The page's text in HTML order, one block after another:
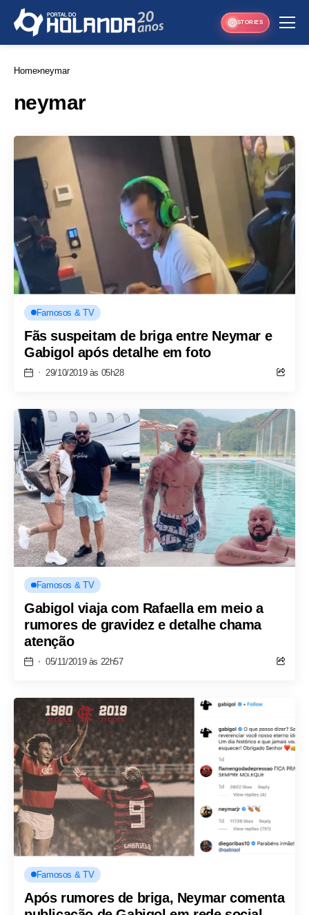
STORIES
Home neymar
neymar
Famosos & TV
Fãs suspeitam de briga entre Neymar e
Gabigol após detalhe em foto
29/10/2019 às 05h28
Famosos & TV
Gabigol viaja com Rafaella em meio a
rumores de gravidez e detalhe chama
atenção
05/11/2019 às 22h57
Famosos & TV
Após rumores de briga, Neymar comenta